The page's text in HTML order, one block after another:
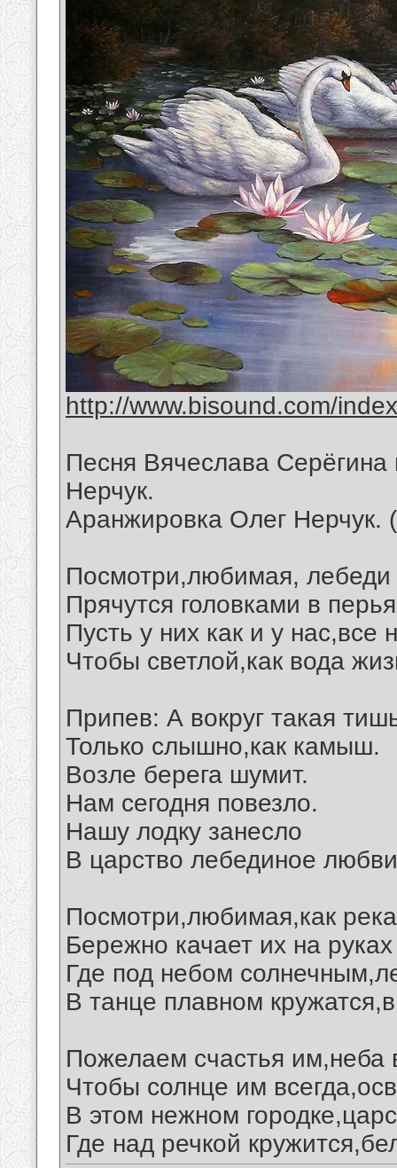
http://www.bisound.com/
Песня Вячеслава
Нерчук.
Аранжировка Олег Нерчук.
Посмотри,любимая, лебеди
Прячутся головками в
Пусть у них как и у нас,все
Чтобы светлой,как вода
Припев: А вокруг такая
Только слышно,как камыш.
Возле берега шумит.
Нам сегодня повезло.
Нашу лодку занесло
В царство лебединое
Посмотри,любимая,как
Бережно качает их на
Где под небом
В танце плавном
Пожелаем счастья им,неба
Чтобы солнце им
В этом нежном
Где над речкой